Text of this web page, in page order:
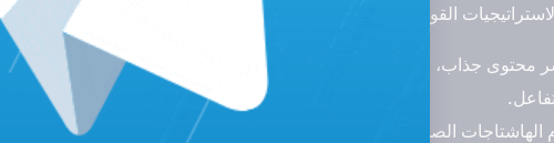
القوية التي يمكن اتباعها لزيادة عدد المتابعين في الانستقرام
محتوى جذاب، وعالي الجودة بانتظام. يمكن أن يكون هذا من خلال صور
الهاشتاجات الصحيحة التي تتعلق بمحتواك، والتي يمكن أن تعرض بوستاتك